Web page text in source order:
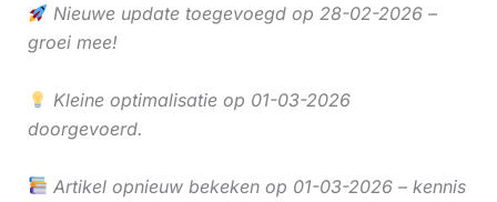
Nieuwe update toegevoegd op 28-02-2026 –
groei mee!
Kleine optimalisatie op 01-03-2026
doorgevoerd.
Artikel opnieuw bekeken op 01-03-2026 – kennis